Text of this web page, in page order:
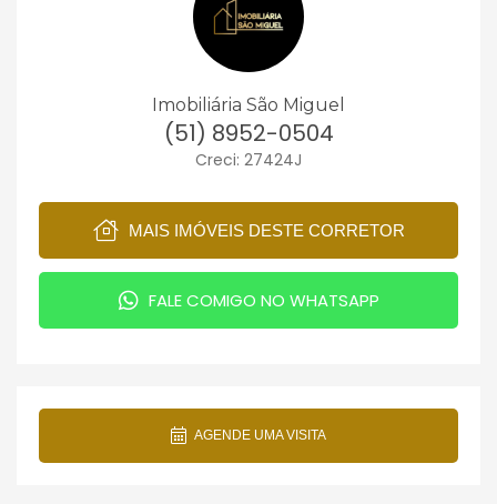
Imobiliária São Miguel
(51) 8952-0504
Creci: 27424J
MAIS IMÓVEIS DESTE CORRETOR
FALE COMIGO NO WHATSAPP
AGENDE UMA VISITA